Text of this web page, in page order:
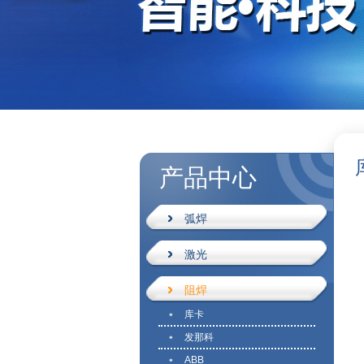
产品中心
弧焊
激光
阻焊
库卡
发那科
ABB